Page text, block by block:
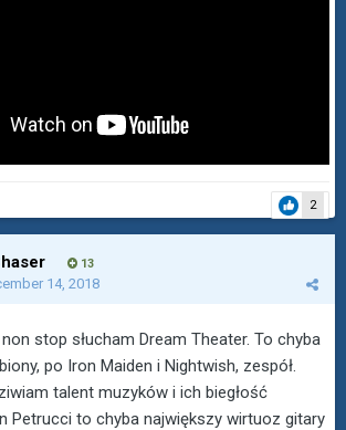
2
13
14, 2018
stop słucham Dream Theater. To chyba
po Iron Maiden i Nightwish, zespół.
talent muzyków i ich biegłość
Petrucci to chyba największy wirtuoz gitary